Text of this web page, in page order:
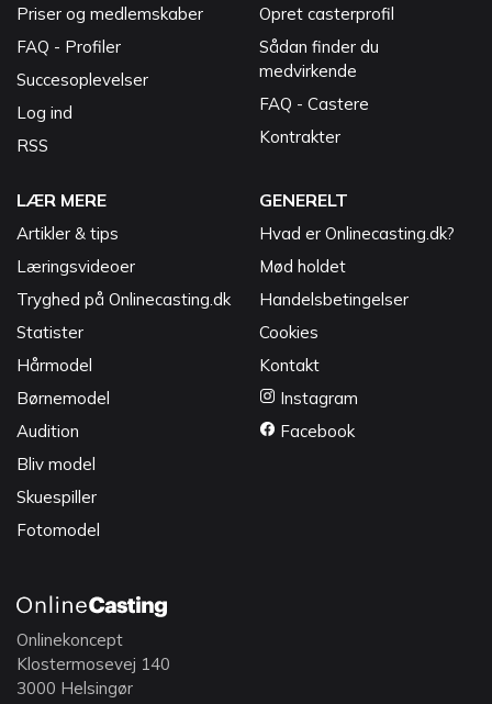
Priser og medlemskaber
FAQ - Profiler
Succesoplevelser
Log ind
RSS
Opret casterprofil
Sådan finder du
medvirkende
FAQ - Castere
Kontrakter
LÆR MERE
Artikler & tips
Læringsvideoer
Tryghed på Onlinecasting.dk
Statister
Hårmodel
Børnemodel
Audition
Bliv model
Skuespiller
Fotomodel
GENERELT
Hvad er Onlinecasting.dk?
Mød holdet
Handelsbetingelser
Cookies
Kontakt
Instagram
Facebook
Onlinekoncept
Klostermosevej 140
3000 Helsingør